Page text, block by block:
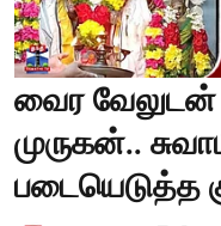
வைர
முருகன்..
படையெடுத்த